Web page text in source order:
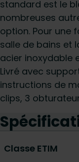
standard est le
nombreuses
option. Pour une
salle de bains et
acier inoxydable
Livré avec
instructions de
clips, 3
Classe ETIM